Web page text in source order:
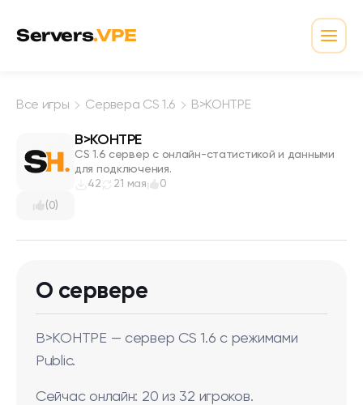
Servers.VPE
Все игры Сервера CS 1.6 В>КОНТРЕ
(0)
В>КОНТРЕ
CS 1.6 сервер с онлайн-статистикой и данными
для подключения.
42
21 мая 0
О сервере
В>КОНТРЕ — сервер CS 1.6 с режимами
Public.
Сейчас онлайн: 20 из 32 игроков.